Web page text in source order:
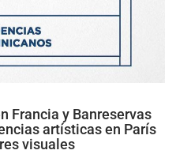
Francia y Banreservas
artísticas en París
visuales